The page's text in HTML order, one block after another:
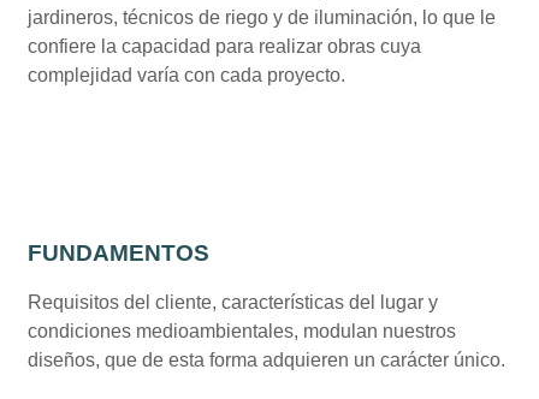
jardineros, técnicos de riego y de iluminación, lo que le
confiere la capacidad para realizar obras cuya
complejidad varía con cada proyecto.
FUNDAMENTOS
Requisitos del cliente, características del lugar y
condiciones medioambientales, modulan nuestros
diseños, que de esta forma adquieren un carácter único.